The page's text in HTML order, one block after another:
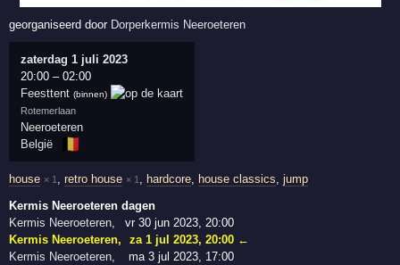
georganiseerd door Dorperkermis Neeroeteren
zaterdag 1 juli 2023
20:00 –02:00
Feesttent (binnen)
Rotemerlaan
Neeroeteren
België
🇧🇪
house × 1 ,retro house × 1 , hardcore, house classics,jump
Kermis Neeroeteren dagen
Kermis Neeroeteren
vr 30 jun 2023, 20:00
Kermis Neeroeteren, za 1 jul 2023, 20:00 ←
Kermis Neeroeteren
ma 3 jul 2023, 17:00